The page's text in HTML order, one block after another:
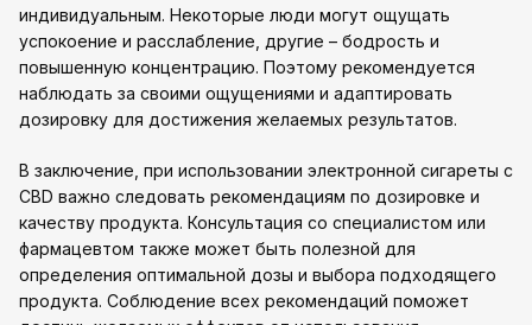
индивидуальным. Некоторые люди могут ощущать
успокоение и расслабление, другие – бодрость и
повышенную концентрацию. Поэтому рекомендуется
наблюдать за своими ощущениями и адаптировать
дозировку для достижения желаемых результатов.
В заключение, при использовании электронной сигареты с
CBD важно следовать рекомендациям по дозировке и
качеству продукта. Консультация со специалистом или
фармацевтом также может быть полезной для
определения оптимальной дозы и выбора подходящего
продукта. Соблюдение всех рекомендаций поможет